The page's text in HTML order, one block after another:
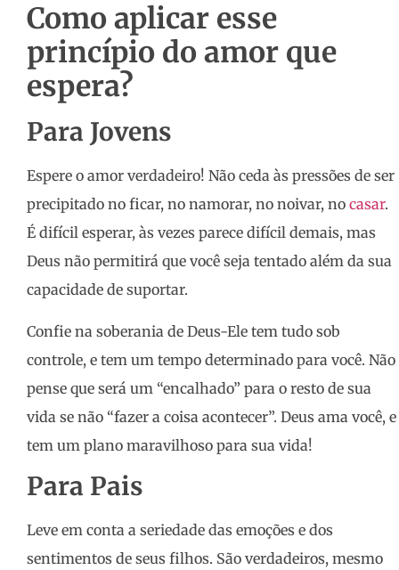
Como aplicar esse
princípio do amor que
espera?
Para Jovens
Espere o amor verdadeiro! Não ceda às pressões de ser
precipitado no ficar, no namorar, no noivar, no casar.
É difícil esperar, às vezes parece difícil demais, mas
Deus não permitirá que você seja tentado além da sua
capacidade de suportar.
Confie na soberania de Deus-Ele tem tudo sob
controle, e tem um tempo determinado para você. Não
pense que será um “encalhado” para o resto de sua
vida se não “fazer a coisa acontecer”. Deus ama você, e
tem um plano maravilhoso para sua vida!
Para Pais
Leve em conta a seriedade das emoções e dos
sentimentos de seus filhos. São verdadeiros, mesmo